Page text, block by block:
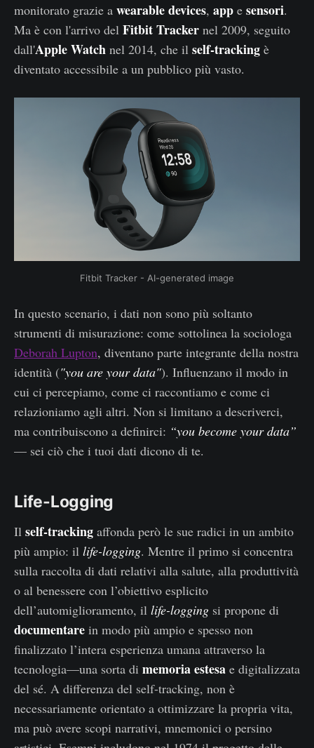
monitorato grazie a wearable devices, app e sensori.
Ma è con l'arrivo del Fitbit Tracker nel 2009, seguito
dall'Apple Watch nel 2014, che il self-tracking è
diventato accessibile a un pubblico più vasto.
Fitbit Tracker - AI-generated image
In questo scenario, i dati non sono più soltanto
strumenti di misurazione: come sottolinea la sociologa
Deborah Lupton, diventano parte integrante della nostra
identità ("you are your data"). Influenzano il modo in
cui ci percepiamo, come ci raccontiamo e come ci
relazioniamo agli altri. Non si limitano a descriverci,
ma contribuiscono a definirci: “you become your data”
— sei ciò che i tuoi dati dicono di te.
Life-Logging
Il self-tracking affonda però le sue radici in un ambito
più ampio: il life-logging. Mentre il primo si concentra
sulla raccolta di dati relativi alla salute, alla produttività
o al benessere con l’obiettivo esplicito
dell’automiglioramento, il life-logging si propone di
documentare in modo più ampio e spesso non
finalizzato l’intera esperienza umana attraverso la
tecnologia—una sorta di memoria estesa e digitalizzata
del sé. A differenza del self-tracking, non è
necessariamente orientato a ottimizzare la propria vita,
ma può avere scopi narrativi, mnemonici o persino